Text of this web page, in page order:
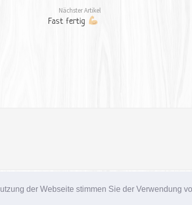
der Webseite stimmen Sie der Verwendung
Nächster Artikel
Fast fertig